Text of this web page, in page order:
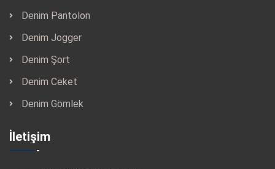
Denim Pantolon
Denim Jogger
Denim Şort
Denim Ceket
Denim Gömlek
İletişim